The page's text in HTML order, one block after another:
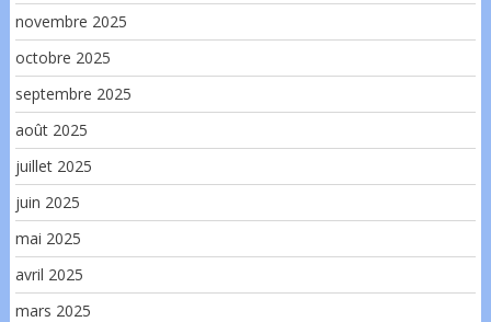
novembre 2025
octobre 2025
septembre 2025
août 2025
juillet 2025
juin 2025
mai 2025
avril 2025
mars 2025